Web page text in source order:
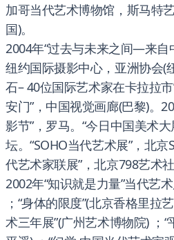
加哥当代艺术博物馆，斯马特
国)。
2004年“过去与未来之间—来自
纽约国际摄影中心，亚洲协会(
石– 40位国际艺术家在卡拉拉
安门”，中国视觉画廊(巴黎)。
影节”，罗马。“今日中国美术
坛。“SOHO当代艺术展”，北
代艺术家联展”，北京798艺术社
2002年“知识就是力量”当代艺
；“身体的限度”(北京香格里拉
术三年展”(广州艺术博物院) ；